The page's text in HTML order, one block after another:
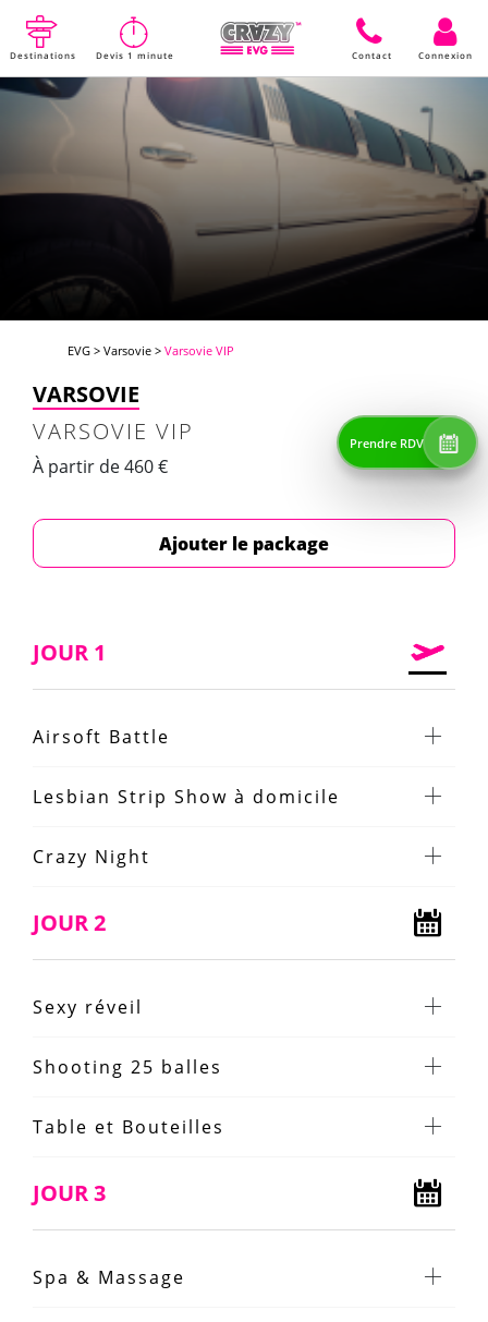
Destinations Devis 1 minute Contact Connexion
EVG > Varsovie > Varsovie VIP
VARSOVIE
VARSOVIE VIP
À partir de 460 €
Ajouter le package
JOUR 1
Airsoft Battle
Lesbian Strip Show à domicile
Crazy Night
JOUR 2
Sexy réveil
Shooting 25 balles
Table et Bouteilles
JOUR 3
Spa & Massage
Prendre RDV